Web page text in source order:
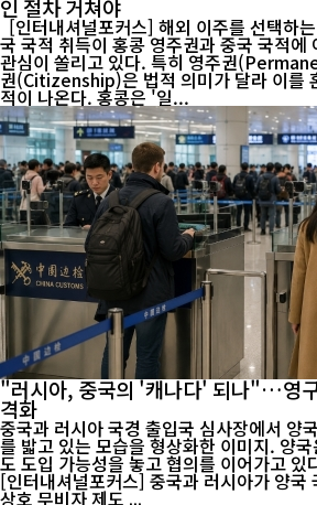
인 절차 거쳐야
[인터내셔널포커스] 해외 이주를 선택하
국 국적 취득이 홍콩 영주권과 중국 국적에
관심이 쏠리고 있다. 특히 영주권
권(Citizenship)은 법적 의미가 달라 이를
적이 나온다. 홍콩은 '일...
"러시아, 중국의 '캐나다' 되나"…영
격화
중국과 러시아 국경 출입국 심사장에서 양
를 밟고 있는 모습을 형상화한 이미지. 양
도 도입 가능성을 놓고 협의를 이어가고 있
[인터내셔널포커스] 중국과 러시아가 양국
상호 무비자 제도 ...